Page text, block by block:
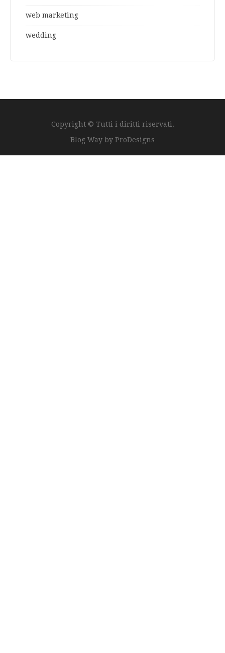
web marketing
wedding
Copyright © Tutti i diritti riservati.
Blog Way by ProDesigns